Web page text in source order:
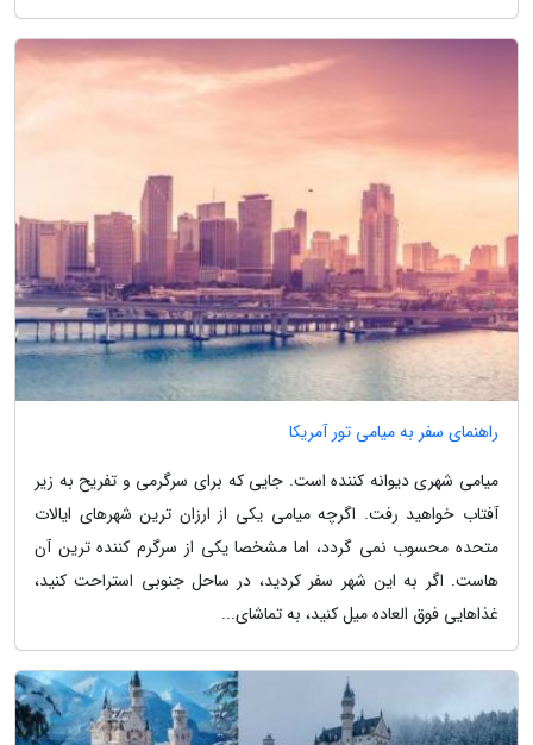
راهنمای سفر به میامی تور آمریکا
میامی شهری دیوانه کننده است. جایی که برای سرگرمی و تفریح به زیر
آفتاب خواهید رفت. اگرچه میامی یکی از ارزان ترین شهرهای ایالات
متحده محسوب نمی گردد، اما مشخصا یکی از سرگرم کننده ترین آن
هاست. اگر به این شهر سفر کردید، در ساحل جنوبی استراحت کنید،
غذاهایی فوق العاده میل کنید، به تماشای...